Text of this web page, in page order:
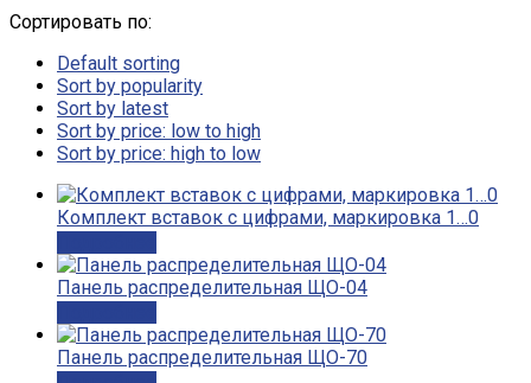
Сортировать по:
Default sorting
Sort by popularity
Sort by latest
Sort by price: low to high
Sort by price: high to low
Комплект вставок с цифрами, маркировка 1…0
Панель распределительная ЩО-04
Панель распределительная ЩО-70